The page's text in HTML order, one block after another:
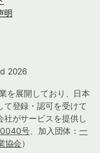
明
2026
を展開しており、日本
登録・認可を受けて
がサービスを提供し
号、加入団体：一
協会）